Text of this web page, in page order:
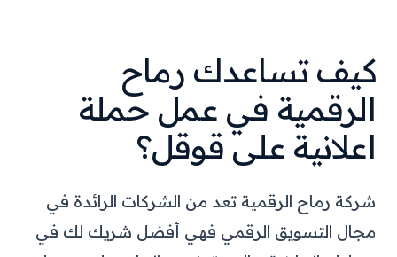
كيف تساعدك رماح
الرقمية في عمل حملة
اعلانية على قوقل؟
شركة رماح الرقمية تعد من الشركات الرائدة في
مجال التسويق الرقمي فهي أفضل شريك لك في